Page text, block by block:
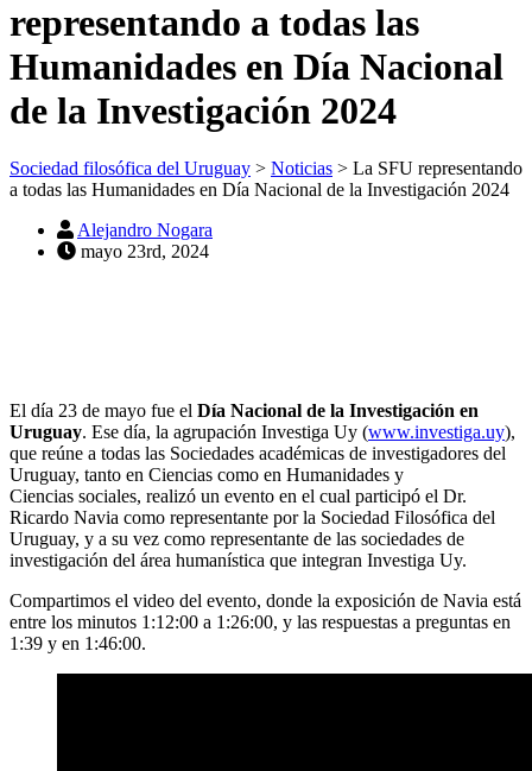
representando a todas las
Humanidades en Día Nacional
de la Investigación 2024
Sociedad filosófica del Uruguay > Noticias > La SFU representando
a todas las Humanidades en Día Nacional de la Investigación 2024
Alejandro Nogara
mayo 23rd, 2024
El día 23 de mayo fue el Día Nacional de la Investigación en
Uruguay. Ese día, la agrupación Investiga Uy (www.investiga.uy),
que reúne a todas las Sociedades académicas de investigadores del
Uruguay, tanto en Ciencias como en Humanidades y
Ciencias sociales, realizó un evento en el cual participó el Dr.
Ricardo Navia como representante por la Sociedad Filosófica del
Uruguay, y a su vez como representante de las sociedades de
investigación del área humanística que integran Investiga Uy.
Compartimos el video del evento, donde la exposición de Navia está
entre los minutos 1:12:00 a 1:26:00, y las respuestas a preguntas en
1:39 y en 1:46:00.